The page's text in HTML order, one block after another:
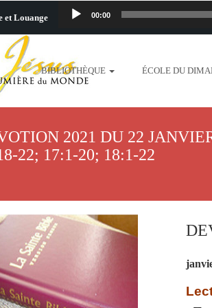
et Louange 00:00
taime.mp3 http://
content/uploads/2018/06/
http://www.lafoiapostolique.org/wp-
http://www.lafoiapostolique.org/wp-
BIBLIOTHÈQUE ÉCOLE DU
2021 DU 22
22; 17:1-20; 18:1-22